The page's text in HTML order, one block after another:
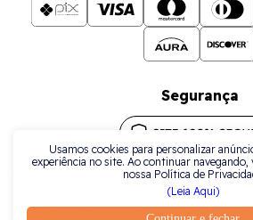
Usamos cookies para personalizar
experiência no site. Ao continuar navegando,
nossa Política de
(Leia Aqui)
Segurança
Todos os direitos reservados a La Plata